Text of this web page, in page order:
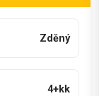
Zděný
4+kk